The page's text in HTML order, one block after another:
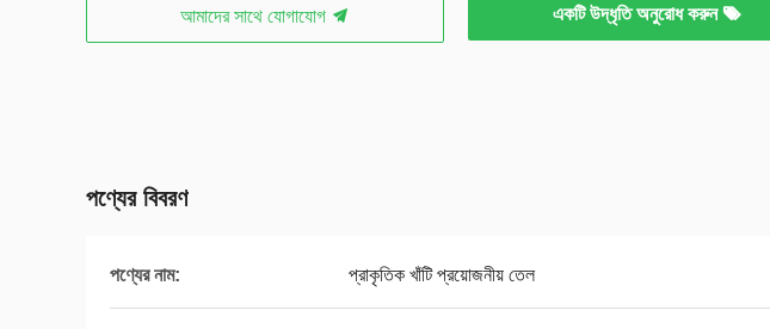
আমাদের সাথে যোগাযোগ একটি উদ্ধৃতি অনুরোধ করুন
পণ্যের বিবরণ
পণ্যের নাম: প্রাকৃতিক খাঁটি প্রয়োজনীয় তেল